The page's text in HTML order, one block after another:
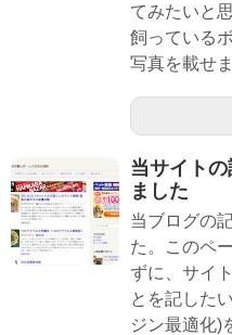
てみたいと
飼っている
写真を載せ
当サイト
ました
当ブログの
た。このペ
ずに、サイ
とを記した
ジン最適化)